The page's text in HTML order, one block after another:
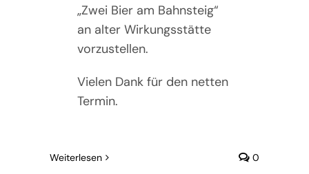
„Zwei Bier am Bahnsteig“
an alter Wirkungsstätte
vorzustellen.
Vielen Dank für den netten
Termin.
Weiterlesen 0